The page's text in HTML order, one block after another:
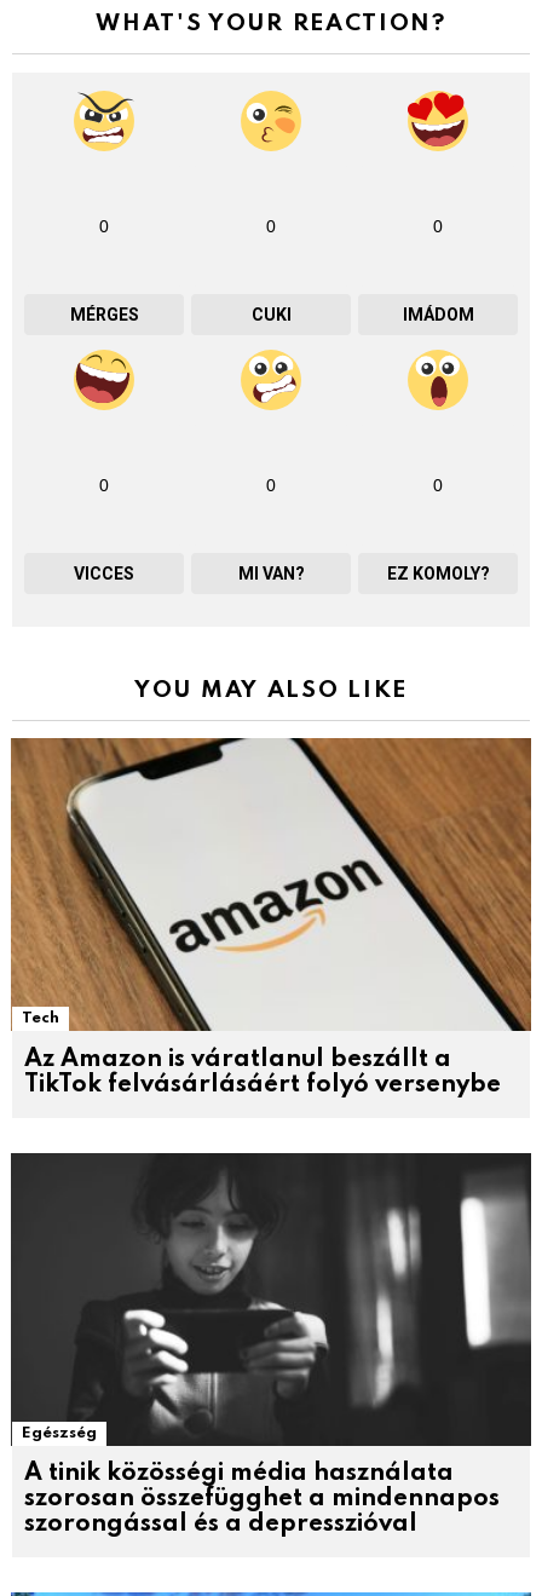
WHAT'S YOUR REACTION?
0
MÉRGES
0
CUKI
0
IMÁDOM
0
VICCES
0
MI VAN?
0
EZ KOMOLY?
YOU MAY ALSO LIKE
Tech
Az Amazon is váratlanul beszállt a
TikTok felvásárlásáért folyó versenybe
Egészség
A tinik közösségi média használata
szorosan összefügghet a mindennapos
szorongással és a depresszióval